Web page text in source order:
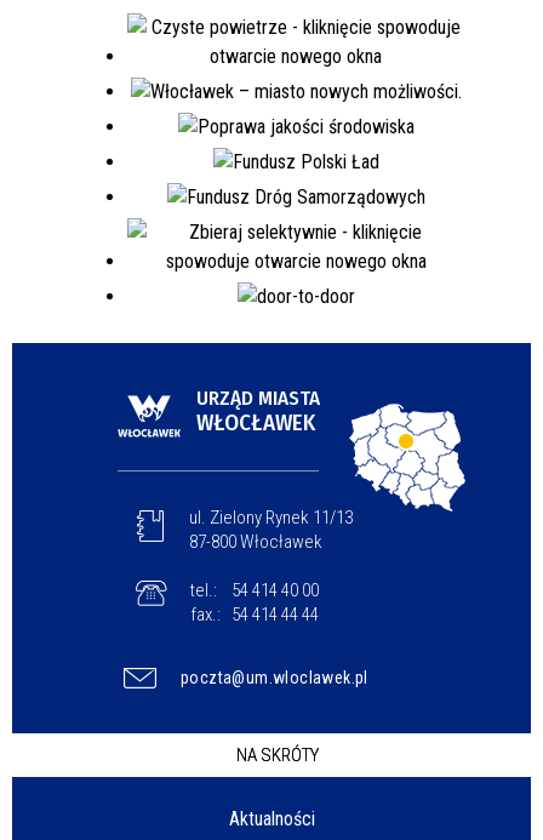
URZĄD MIASTA
WŁOCŁAWEK
ul. Zielony Rynek 11/13
87-800 Włocławek
tel.:
54 414 40 00
fax.:
54 414 44 44
poczta@um.wloclawek.pl
NA SKRÓTY
Aktualności